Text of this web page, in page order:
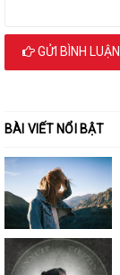
GỬI BÌNH LUẬN
BÀI VIẾT NỔI BẬT